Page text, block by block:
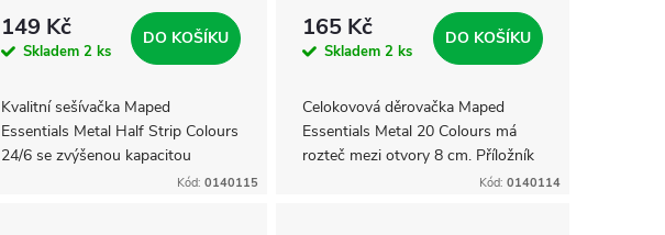
149 Kč
Skladem 2 ks
DO KOŠÍKU
Kvalitní sešívačka Maped
Essentials Metal Half Strip Colours
24/6 se zvýšenou kapacitou
zásobníku pro plynulé sešívání.
Kód:0140115
165 Kč
Skladem2 ks
DO KOŠÍKU
Celokovová děrovačka Maped
Essentials Metal 20 Colours má
rozteč mezi otvory 8 cm. Příložník
na papíry je různých rozměrů. Má
Kód: 0140114